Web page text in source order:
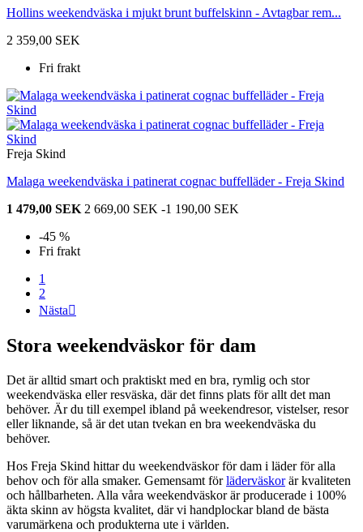
Hollins weekendväska i mjukt brunt buffelskinn - Avtagbar rem...
2 359,00 SEK
Fri frakt
Freja Skind
Malaga weekendväska i patinerat cognac buffelläder - Freja Skind
1 479,00 SEK 2 669,00 SEK -1 190,00 SEK
-45 %
Fri frakt
1
2
Nästa
Stora weekendväskor för dam
Det är alltid smart och praktiskt med en bra, rymlig och stor
weekendväska eller resväska, där det finns plats för allt det man
behöver. Är du till exempel ibland på weekendresor, vistelser, resor
eller liknande, så är det utan tvekan en bra weekendväska du
behöver.
Hos Freja Skind hittar du weekendväskor för dam i läder för alla
behov och för alla smaker. Gemensamt förläderväskorär kvaliteten
och hållbarheten. Alla våra weekendväskor är producerade i 100%
äkta skinn av högsta kvalitet, där vi handplockar bland de bästa
varumärkena och produkterna ute i världen.